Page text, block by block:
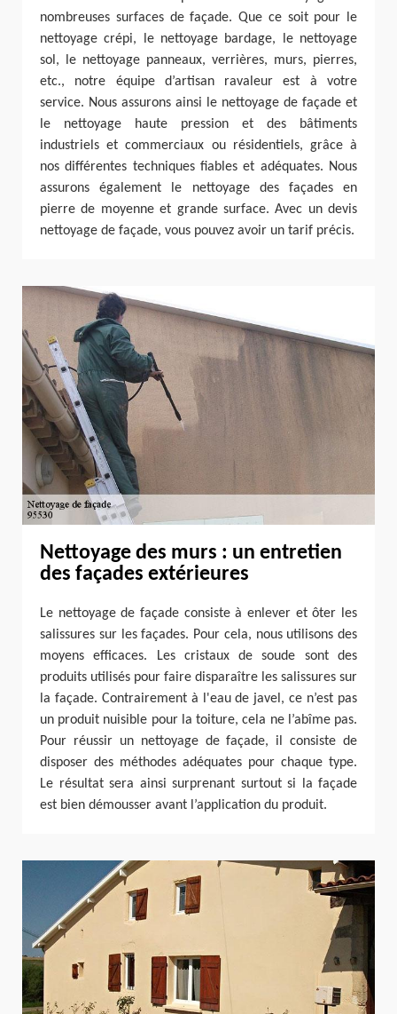
nombreuses surfaces de façade. Que ce soit pour le
nettoyage crépi, le nettoyage bardage, le nettoyage
sol, le nettoyage panneaux, verrières, murs, pierres,
etc., notre équipe d’artisan ravaleur est à votre
service. Nous assurons ainsi le nettoyage de façade et
le nettoyage haute pression et des bâtiments
industriels et commerciaux ou résidentiels, grâce à
nos différentes techniques fiables et adéquates. Nous
assurons également le nettoyage des façades en
pierre de moyenne et grande surface. Avec un devis
nettoyage de façade, vous pouvez avoir un tarif précis.
Nettoyage des murs : un entretien
des façades extérieures
Le nettoyage de façade consiste à enlever et ôter les
salissures sur les façades. Pour cela, nous utilisons des
moyens efficaces. Les cristaux de soude sont des
produits utilisés pour faire disparaître les salissures sur
la façade. Contrairement à l'eau de javel, ce n’est pas
un produit nuisible pour la toiture, cela ne l’abîme pas.
Pour réussir un nettoyage de façade, il consiste de
disposer des méthodes adéquates pour chaque type.
Le résultat sera ainsi surprenant surtout si la façade
est bien démousser avant l’application du produit.